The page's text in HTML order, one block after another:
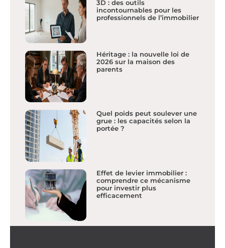
3D : des outils
incontournables pour les
professionnels de l’immobilier
Héritage : la nouvelle loi de
2026 sur la maison des
parents
Quel poids peut soulever une
grue : les capacités selon la
portée ?
Effet de levier immobilier :
comprendre ce mécanisme
pour investir plus
efficacement